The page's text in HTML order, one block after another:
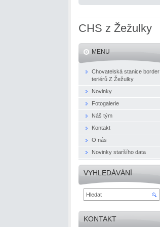
CHS z Žežulky
MENU
Chovatelská stanice border
teriérů Z Žežulky
Novinky
Fotogalerie
Náš tým
Kontakt
O nás
Novinky staršího data
VYHLEDÁVÁNÍ
KONTAKT